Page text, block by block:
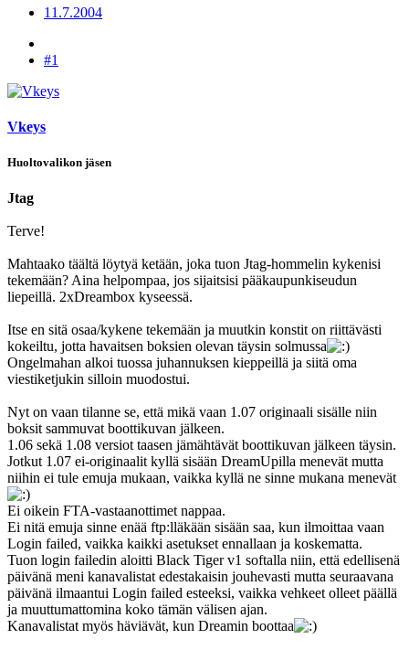
11.7.2004
#1
Vkeys
Huoltovalikon jäsen
Jtag
Terve!
Mahtaako täältä löytyä ketään, joka tuon Jtag-hommelin kykenisi
tekemään? Aina helpompaa, jos sijaitsisi pääkaupunkiseudun
liepeillä. 2xDreambox kyseessä.
Itse en sitä osaa/kykene tekemään ja muutkin konstit on riittävästi
kokeiltu, jotta havaitsen boksien olevan täysin solmussa
Ongelmahan alkoi tuossa juhannuksen kieppeillä ja siitä oma
viestiketjukin silloin muodostui.
Nyt on vaan tilanne se, että mikä vaan 1.07 originaali sisälle niin
boksit sammuvat boottikuvan jälkeen.
1.06 sekä 1.08 versiot taasen jämähtävät boottikuvan jälkeen täysin.
Jotkut 1.07 ei-originaalit kyllä sisään DreamUpilla menevät mutta
niihin ei tule emuja mukaan, vaikka kyllä ne sinne mukana menevät
Ei oikein FTA-vastaanottimet nappaa.
Ei nitä emuja sinne enää ftp:lläkään sisään saa, kun ilmoittaa vaan
Login failed, vaikka kaikki asetukset ennallaan ja koskematta.
Tuon login failedin aloitti Black Tiger v1 softalla niin, että edellisenä
päivänä meni kanavalistat edestakaisin jouhevasti mutta seuraavana
päivänä ilmaantui Login failed esteeksi, vaikka vehkeet olleet päällä
ja muuttumattomina koko tämän välisen ajan.
Kanavalistat myös häviävät, kun Dreamin boottaa